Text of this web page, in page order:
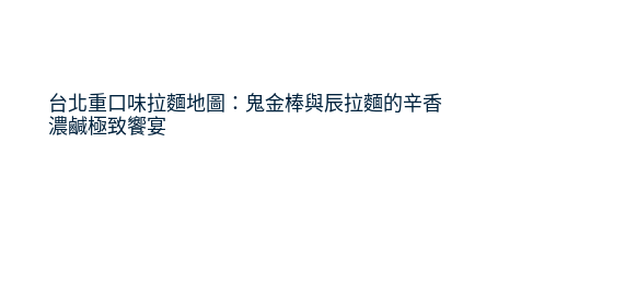
台北重口味拉麵地圖：鬼金棒與辰拉麵的辛香
濃鹹極致饗宴